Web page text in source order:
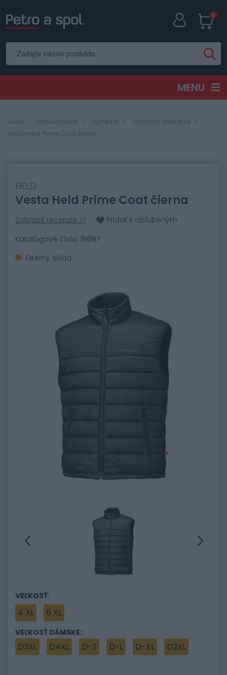
0
MENU
Úvod Moto výbava Výpredaj
Výpredaj oblečenie
Vesta Held Prime Coat čierna
HELD
Vesta Held Prime Coat čierna
Zobraziť recenzie >>
Pridať k obľubeným
Katalógové číslo: 91067
Externý sklad
VEĽKOSŤ:
4 XL
5 XL
VEĽKOSŤ DÁMSKE:
D3XL D4XL D-S D-L D-XL D2XL